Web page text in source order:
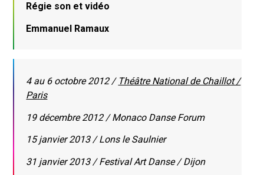
Régie son et vidéo
Emmanuel Ramaux
4 au 6 octobre 2012 / Théâtre National de Chaillot /
Paris
19 décembre 2012 / Monaco Danse Forum
15 janvier 2013 / Lons le Saulnier
31 janvier 2013 / Festival Art Danse / Dijon